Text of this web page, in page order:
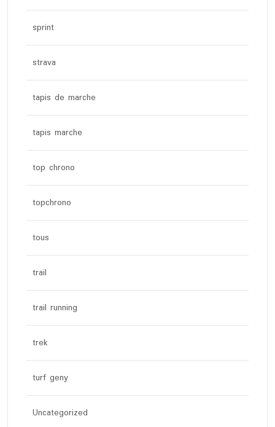
sprint
strava
tapis de marche
tapis marche
top chrono
topchrono
tous
trail
trail running
trek
turf geny
Uncategorized